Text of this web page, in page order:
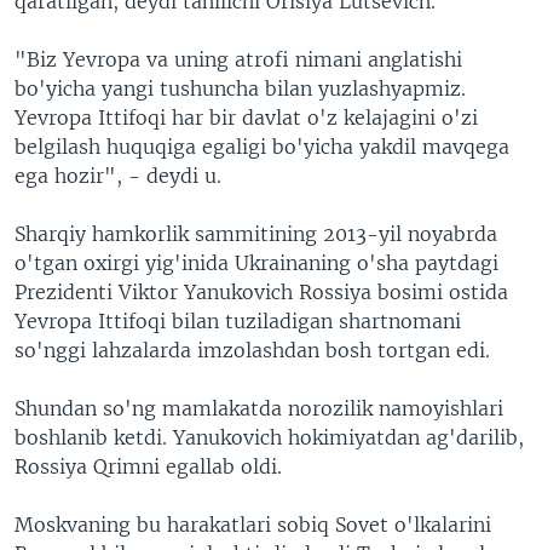
"Biz Yevropa va uning atrofi nimani anglatishi
bo'yicha yangi tushuncha bilan yuzlashyapmiz.
Yevropa Ittifoqi har bir davlat o'z kelajagini o'zi
belgilash huquqiga egaligi bo'yicha yakdil mavqega
ega hozir", - deydi u.
Sharqiy hamkorlik sammitining 2013-yil noyabrda
o'tgan oxirgi yig'inida Ukrainaning o'sha paytdagi
Prezidenti Viktor Yanukovich Rossiya bosimi ostida
Yevropa Ittifoqi bilan tuziladigan shartnomani
so'nggi lahzalarda imzolashdan bosh tortgan edi.
Shundan so'ng mamlakatda norozilik namoyishlari
boshlanib ketdi. Yanukovich hokimiyatdan ag'darilib,
Rossiya Qrimni egallab oldi.
Moskvaning bu harakatlari sobiq Sovet o'lkalarini